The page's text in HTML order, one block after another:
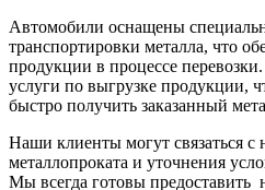
Автомобили оснащены
транспортировки металла, что
продукции в процессе
услуги по выгрузке продукции,
быстро получить заказанный
Наши клиенты могут связаться с
металлопроката и уточнения
Мы всегда готовы предоставить